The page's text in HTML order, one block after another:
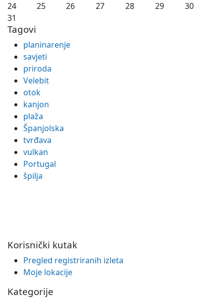
24
25 26 27 28 29
30
31
Tagovi
planinarenje
savjeti
priroda
Velebit
otok
kanjon
plaža
Španjolska
tvrđava
vulkan
Portugal
špilja
Korisnički kutak
Pregled registriranih izleta
Moje lokacije
Kategorije